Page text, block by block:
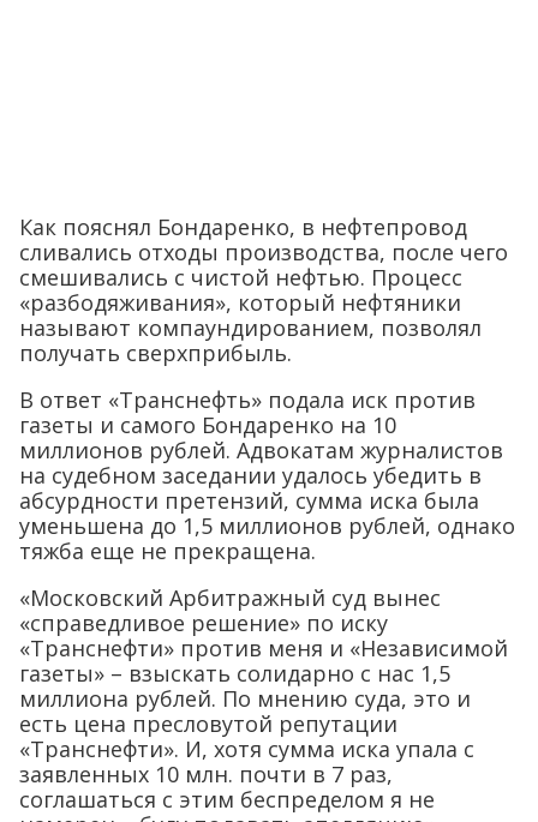
Как пояснял Бондаренко, в нефтепровод
сливались отходы производства, после чего
смешивались с чистой нефтью. Процесс
«разбодяживания», который нефтяники
называют компаундированием, позволял
получать сверхприбыль.
В ответ «Транснефть» подала иск против
газеты и самого Бондаренко на 10
миллионов рублей. Адвокатам журналистов
на судебном заседании удалось убедить в
абсурдности претензий, сумма иска была
уменьшена до 1,5 миллионов рублей, однако
тяжба еще не прекращена.
«Московский Арбитражный суд вынес
«справедливое решение» по иску
«Транснефти» против меня и «Независимой
газеты» – взыскать солидарно с нас 1,5
миллиона рублей. По мнению суда, это и
есть цена пресловутой репутации
«Транснефти». И, хотя сумма иска упала с
заявленных 10 млн. почти в 7 раз,
соглашаться с этим беспределом я не